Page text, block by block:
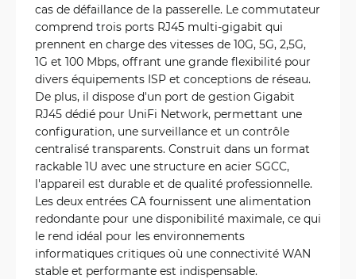
cas de défaillance de la passerelle. Le commutateur
comprend trois ports RJ45 multi-gigabit qui
prennent en charge des vitesses de 10G, 5G, 2,5G,
1G et 100 Mbps, offrant une grande flexibilité pour
divers équipements ISP et conceptions de réseau.
De plus, il dispose d'un port de gestion Gigabit
RJ45 dédié pour UniFi Network, permettant une
configuration, une surveillance et un contrôle
centralisé transparents. Construit dans un format
rackable 1U avec une structure en acier SGCC,
l'appareil est durable et de qualité professionnelle.
Les deux entrées CA fournissent une alimentation
redondante pour une disponibilité maximale, ce qui
le rend idéal pour les environnements
informatiques critiques où une connectivité WAN
stable et performante est indispensable.